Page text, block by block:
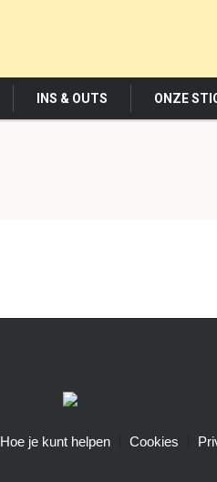
INS & OUTS ONZE
Hoe je kunt helpen Cookies